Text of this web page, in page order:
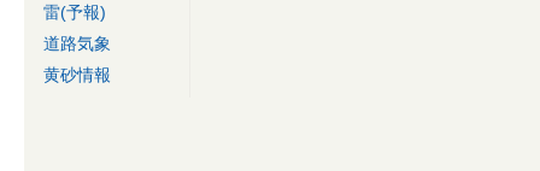
雷(予報)
道路気象
黄砂情報